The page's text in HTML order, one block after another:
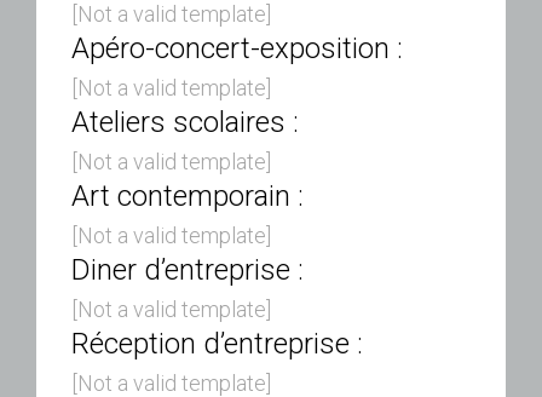
[Not a valid template]
Apéro-concert-exposition :
[Not a valid template]
Ateliers scolaires :
[Not a valid template]
Art contemporain :
[Not a valid template]
Diner d’entreprise :
[Not a valid template]
Réception d’entreprise :
[Not a valid template]